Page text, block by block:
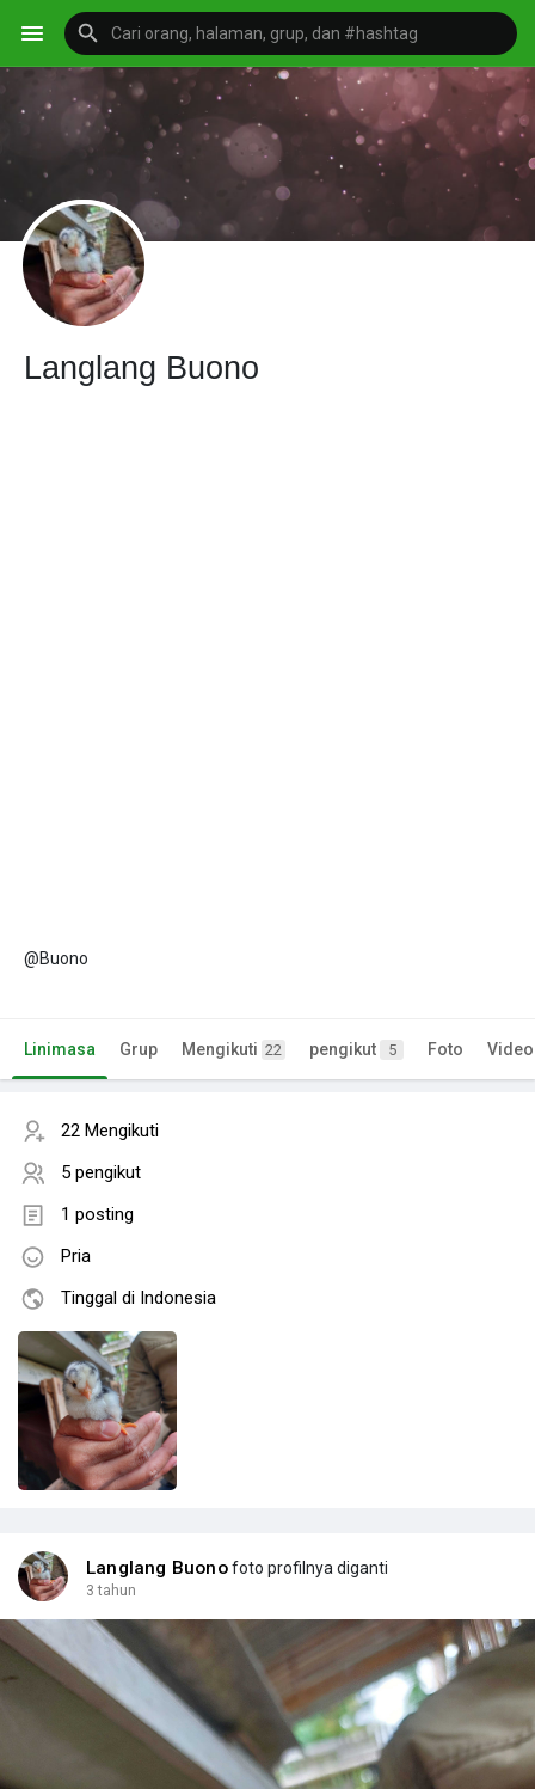
Langlang Buono
@Buono
Linimasa Grup Mengikuti 22 pengikut 5 Foto Video
22 Mengikuti
5 pengikut
1 posting
Pria
Tinggal di Indonesia
Langlang Buonofoto profilnya diganti
3 tahun